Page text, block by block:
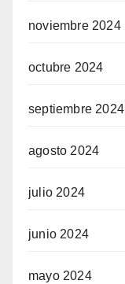
noviembre 2024
octubre 2024
septiembre 2024
agosto 2024
julio 2024
junio 2024
mayo 2024